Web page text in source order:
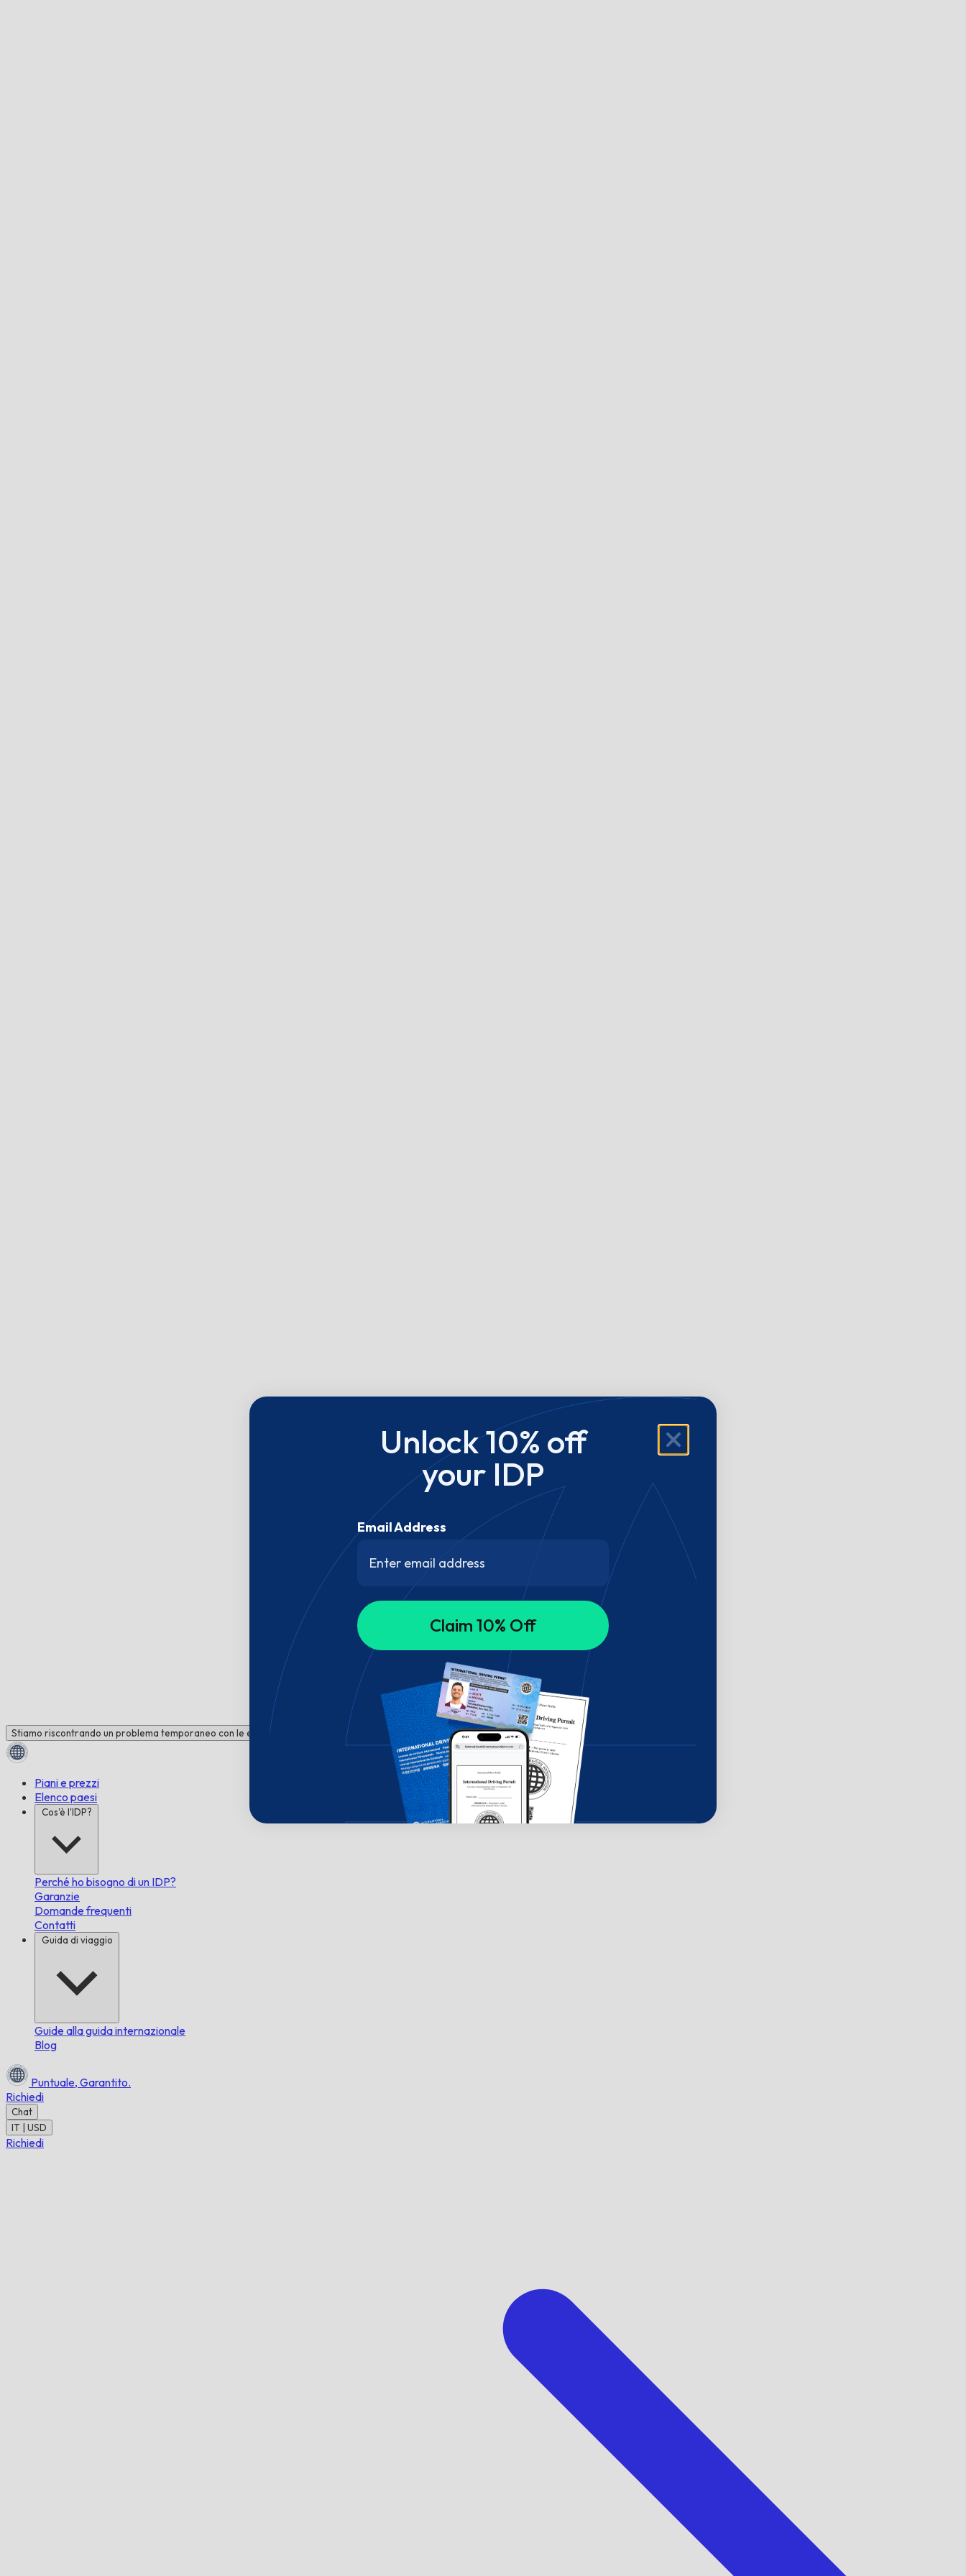
Stiamo riscontrando un problema temporaneo con le email. Hai bisogno di aiuto? Chatta con noi!
Piani e prezzi
Elenco paesi
Cos'è l'IDP?
Perché ho bisogno di un IDP?
Garanzie
Domande frequenti
Contatti
Guida di viaggio
Guide alla guida internazionale
Blog
Puntuale, Garantito.
Richiedi
Chat
IT | USD
Richiedi
Unlock 10% off
your IDP
Email Address
Claim 10% Off